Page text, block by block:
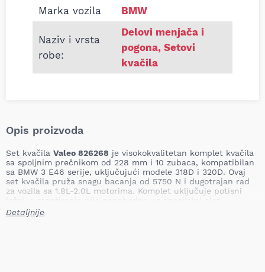
Marka vozila
BMW
Naziv i vrsta
robe:
Delovi menjača i
pogona, Setovi
kvačila
Opis proizvoda
Set kvačila Valeo 826268 je visokokvalitetan komplet kvačila
sa spoljnim prečnikom od 228 mm i 10 zubaca, kompatibilan
sa BMW 3 E46 serije, uključujući modele 318D i 320D. Ovaj
set kvačila pruža snagu bacanja od 5750 N i dugotrajan rad
za vozila sa 1.8L-2.0L motorima. Komplet uključuje potisni
Spoljašnji prečnik lamele:
Detaljnije